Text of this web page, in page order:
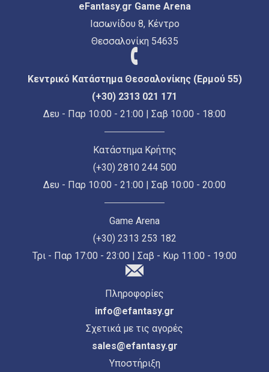
eFantasy.gr Game Arena
Ιασωνίδου 8, Κέντρο
Θεσσαλονίκη 54635
Κεντρικό Κατάστημα Θεσσαλονίκης (Ερμού 55)
(+30) 2313 021 171
Δευ - Παρ 10:00 - 21:00 | Σαβ 10:00 - 18:00
Κατάστημα Κρήτης
(+30) 2810 244 500
Δευ - Παρ 10:00 - 21:00 | Σαβ 10:00 - 20:00
Game Arena
(+30) 2313 253 182
Τρι - Παρ 17:00 - 23:00 | Σαβ - Κυρ 11:00 - 19:00
Πληροφορίες
info@efantasy.gr
Σχετικά με τις αγορές
sales@efantasy.gr
Υποστήριξη